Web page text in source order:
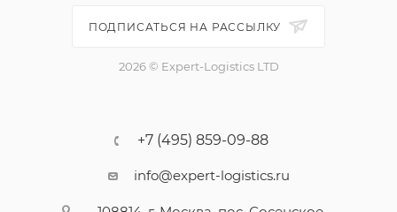
ПОДПИСАТЬСЯ НА РАССЫЛКУ
2026 © Expert-Logistics LTD
+7 (495) 859-09-88
info@expert-logistics.ru